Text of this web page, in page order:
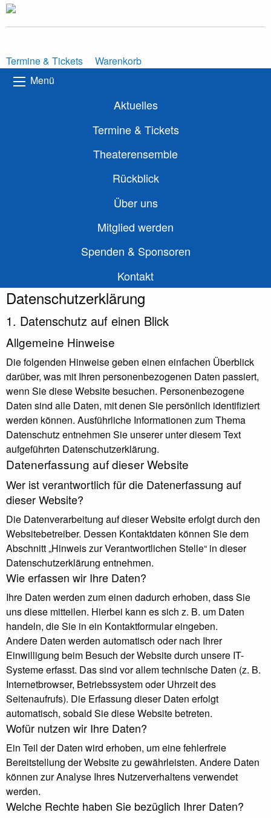
Termine & Tickets
Warenkorb
Menü
Aktuelles
Termine & Tickets
Theaterensemble
Rückblick
Über uns
Mitglied werden
Spenden & Sponsoren
Kontakt
Datenschutz­erklärung
1. Datenschutz auf einen Blick
Allgemeine Hinweise
Die folgenden Hinweise geben einen einfachen Überblick
darüber, was mit Ihren personenbezogenen Daten passiert,
wenn Sie diese Website besuchen. Personenbezogene
Daten sind alle Daten, mit denen Sie persönlich identifiziert
werden können. Ausführliche Informationen zum Thema
Datenschutz entnehmen Sie unserer unter diesem Text
aufgeführten Datenschutzerklärung.
Datenerfassung auf dieser Website
Wer ist verantwortlich für die Datenerfassung auf
dieser Website?
Die Datenverarbeitung auf dieser Website erfolgt durch den
Websitebetreiber. Dessen Kontaktdaten können Sie dem
Abschnitt „Hinweis zur Verantwortlichen Stelle“ in dieser
Datenschutzerklärung entnehmen.
Wie erfassen wir Ihre Daten?
Ihre Daten werden zum einen dadurch erhoben, dass Sie
uns diese mitteilen. Hierbei kann es sich z. B. um Daten
handeln, die Sie in ein Kontaktformular eingeben.
Andere Daten werden automatisch oder nach Ihrer
Einwilligung beim Besuch der Website durch unsere IT-
Systeme erfasst. Das sind vor allem technische Daten (z. B.
Internetbrowser, Betriebssystem oder Uhrzeit des
Seitenaufrufs). Die Erfassung dieser Daten erfolgt
automatisch, sobald Sie diese Website betreten.
Wofür nutzen wir Ihre Daten?
Ein Teil der Daten wird erhoben, um eine fehlerfreie
Bereitstellung der Website zu gewährleisten. Andere Daten
können zur Analyse Ihres Nutzerverhaltens verwendet
werden.
Welche Rechte haben Sie bezüglich Ihrer Daten?